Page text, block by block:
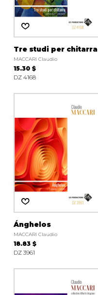
Tre studi per chitarra
MACCARI Claudio
15.30 $
DZ 4168
Ánghelos
MACCARI Claudio
18.83 $
DZ 3961